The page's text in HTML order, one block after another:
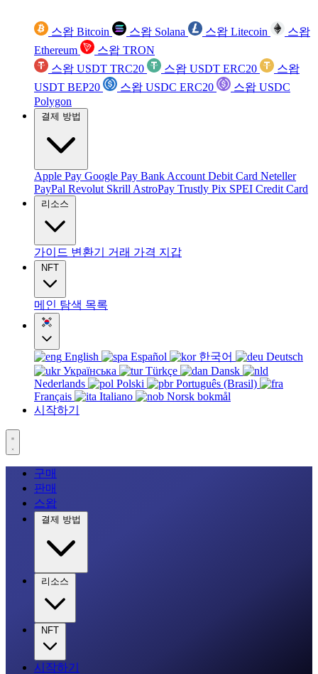
스왑 Bitcoin 스왑 Solana 스왑 Litecoin
스왑
Ethereum
스왑 TRON
스왑 USDT TRC20
스왑 USDT ERC20
스왑
USDT BEP20
스왑 USDC ERC20
스왑 USDC
Polygon
결제 방법
Apple Pay Google Pay Bank Account Debit Card Neteller
PayPal Revolut Skrill AstroPay Trustly Pix SPEI Credit Card
리소스
가이드 변환기 거래 가격 지갑
NFT
메인 탐색 목록
English Español 한국어
Deutsch
Українська
Türkçe
Dansk
Nederlands
Polski
Português (Brasil)
Français
Italiano
Norsk bokmål
시작하기
구매
판매
스왑
결제 방법
리소스
NFT
시작하기